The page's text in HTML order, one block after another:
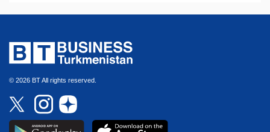
© 2026 BT All rights reserved.